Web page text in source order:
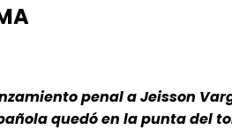
penal a Jeisson
quedó en la punta del